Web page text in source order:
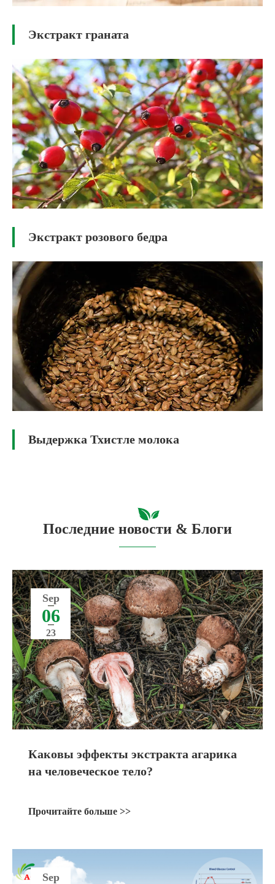
Экстракт граната
Экстракт розового бедра
Выдержка Тхистле молока
Последние новости & Блоги
Sep
06
23
Каковы эффекты экстракта агарика
на человеческое тело?
Прочитайте больше >>
Sep